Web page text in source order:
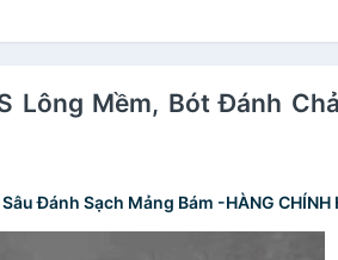
Lông Mềm, Bót Đánh
Đánh Sạch Mảng Bám -HÀNG CHÍNH